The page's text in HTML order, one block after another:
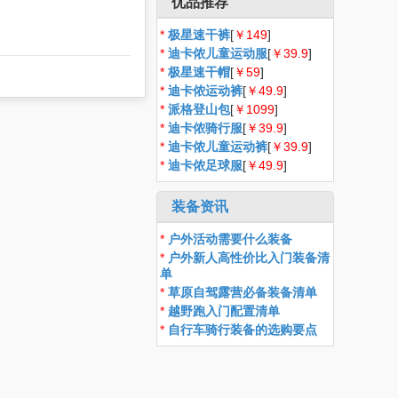
* 极星速干裤[￥149]
* 迪卡侬儿童运动服[￥39.9]
* 极星速干帽[￥59]
* 迪卡侬运动裤[￥49.9]
* 派格登山包[￥1099]
* 迪卡侬骑行服[￥39.9]
* 迪卡侬儿童运动裤[￥39.9]
* 迪卡侬足球服[￥49.9]
装备资讯
* 户外活动需要什么装备
* 户外新人高性价比入门装备清
单
* 草原自驾露营必备装备清单
* 越野跑入门配置清单
* 自行车骑行装备的选购要点